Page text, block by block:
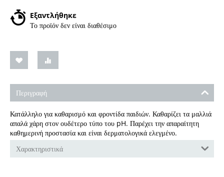
Εξαντλήθηκε
Το προϊόν δεν είναι διαθέσιμο
Περιγραφή
Κατάλληλο για καθαρισμό και φροντίδα παιδιών. Καθαρίζει τα μαλλιά
απαλά χάρη στον ουδέτερο τύπο του pH. Παρέχει την απαραίτητη
καθημερινή προστασία και είναι δερματολογικά ελεγμένο.
Χαρακτηριστικά